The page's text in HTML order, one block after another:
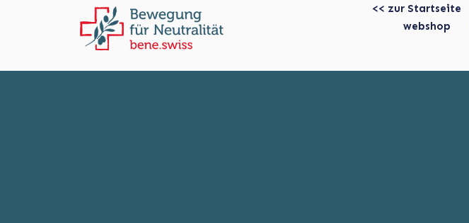
<< zur Startseite
webshop